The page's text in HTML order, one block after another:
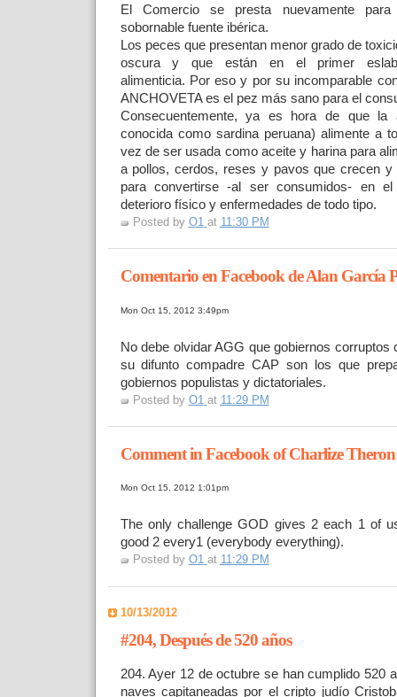
El Comercio se presta nuevamente para
sobornable fuente ibérica.
Los peces que presentan menor grado de
oscura yque están en el primer
alimenticia. Por eso y por su incomparable
ANCHOVETA es el pez más sano para el
Consecuentemente, ya es hora de que la
conocida como sardina peruana) alimente a
vez de ser usada como aceite y harina para
a pollos, cerdos, reses y pavosque crecen y
para convertirse -al ser consumidos- en
deterioro físico y enfermedades de todo tipo.
Posted by O1 at 11:30 PM
Comentario en Facebook de Alan García
Mon Oct 15, 2012 3:49pm
No debe olvidar AGG que gobiernos corruptos
su difuntocompadre CAP son los que
gobiernos populistas y dictatoriales.
Posted by O1 at 11:29 PM
Comment in Facebook of Charlize Theron
Mon Oct 15, 2012 1:01pm
The only challenge GOD gives 2 each 1 of
good 2 every1 (everybody everything).
Posted by O1 at 11:29 PM
10/13/2012
#204, Después de 520 años
204. Ayer 12 de octubre se han cumplido 520
naves capitaneadas por el cripto judío